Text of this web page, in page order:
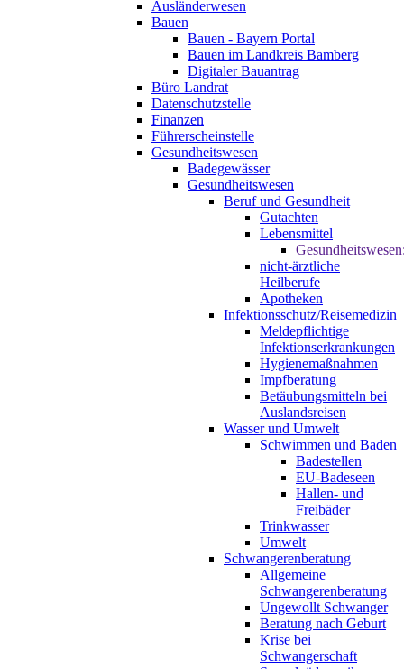
Ausländerwesen
Bauen
Bauen - Bayern Portal
Bauen im Landkreis Bamberg
Digitaler Bauantrag
Büro Landrat
Datenschutzstelle
Finanzen
Führerscheinstelle
Gesundheitswesen
Badegewässer
Gesundheitswesen
Beruf und Gesundheit
Gutachten
Lebensmittel
nicht-ärztliche
Heilberufe
Apotheken
Infektionsschutz/Reisemedizin
Meldepflichtige
Infektionserkrankungen
Hygienemaßnahmen
Impfberatung
Betäubungsmitteln bei
Auslandsreisen
Wasser und Umwelt
Schwimmen und Baden
Badestellen
EU-Badeseen
Hallen- und
Freibäder
Trinkwasser
Umwelt
Schwangerenberatung
Allgemeine
Schwangerenberatung
Ungewollt Schwanger
Beratung nach Geburt
Krise bei
Schwangerschaft